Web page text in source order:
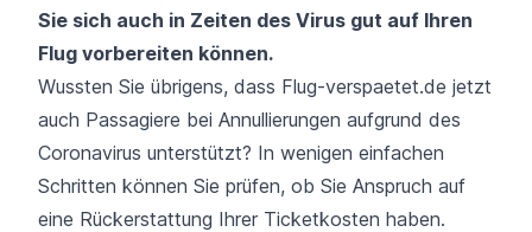
Sie sich auch in Zeiten des Virus gut auf Ihren
Flug vorbereiten können.
Wussten Sie übrigens, dass Flug-verspaetet.de jetzt
auch Passagiere bei Annullierungen aufgrund des
Coronavirus unterstützt? In wenigen einfachen
Schritten können Sie prüfen, ob Sie Anspruch auf
eine Rückerstattung Ihrer Ticketkosten haben.